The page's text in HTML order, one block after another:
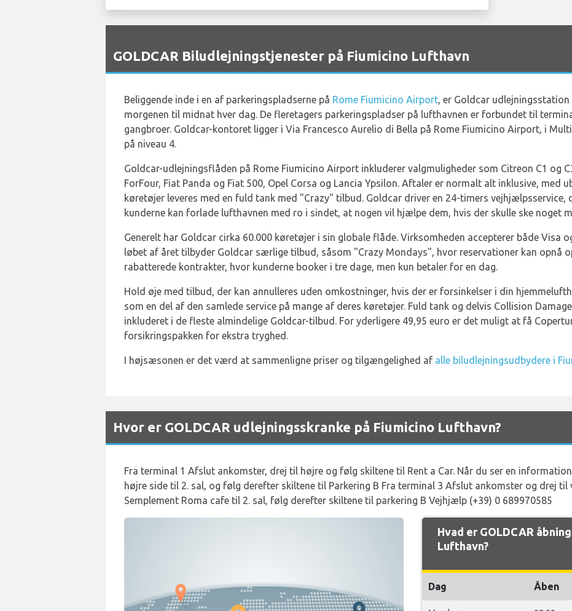
GOLDCAR Biludlejningstjenester på Fiumicino Lufthavn
Beliggende inde i en af ​​parkeringspladserne på Rome Fiumicino Airport, er Goldcar udlejningsstation
morgenen til midnat hver dag. De fleretagers parkeringspladser på lufthavnen er forbundet til
gangbroer. Goldcar-kontoret ligger i Via Francesco Aurelio di Bella på Rome Fiumicino Airport, i
på niveau 4.
Goldcar-udlejningsflåden på Rome Fiumicino Airport inkluderer valgmuligheder som Citreon C1 og
ForFour, Fiat Panda og Fiat 500, Opel Corsa og Lancia Ypsilon. Aftaler er normalt alt inklusive, med
køretøjer leveres med en fuld tank med "Crazy" tilbud. Goldcar driver en 24-timers vejhjælpsservice,
kunderne kan forlade lufthavnen med ro i sindet, at nogen vil hjælpe dem, hvis der skulle ske noget
Generelt har Goldcar cirka 60.000 køretøjer i sin globale flåde. Virksomheden accepterer både Visa
løbet af året tilbyder Goldcar særlige tilbud, såsom "Crazy Mondays", hvor reservationer kan opnå
rabatterede kontrakter, hvor kunderne booker i tre dage, men kun betaler for en dag.
Hold øje med tilbud, der kan annulleres uden omkostninger, hvis der er forsinkelser i din
som en del af den samlede service på mange af deres køretøjer. Fuld tank og delvis Collision
inkluderet i de fleste almindelige Goldcar-tilbud. For yderligere 49,95 euro er det muligt at få
forsikringspakken for ekstra tryghed.
I højsæsonen er det værd at sammenligne priser og tilgængelighed af alle biludlejningsudbydere i
Hvor er GOLDCAR udlejningsskranke på Fiumicino Lufthavn?
Fra terminal 1 Afslut ankomster, drej til højre og følg skiltene til Rent a Car. Når du ser en
højre side til 2. sal, og følg derefter skiltene til Parkering B Fra terminal 3 Afslut ankomster og drej
Semplement Roma cafe til 2. sal, følg derefter skiltene til parkering B Vejhjælp (+39) 0 689970585
Hvad er GOLDCAR
Lufthavn?
Dag Åben